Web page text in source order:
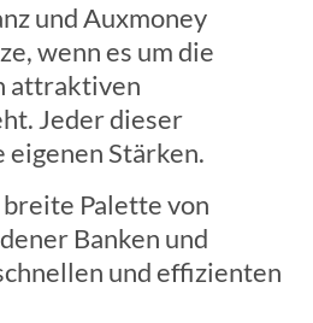
und Auxmoney
wenn es um die
attraktiven
Jeder dieser
Stärken.
Palette von
Banken und
und effizienten